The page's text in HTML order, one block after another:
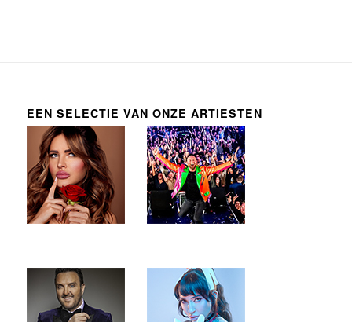
EEN SELECTIE VAN ONZE ARTIESTEN